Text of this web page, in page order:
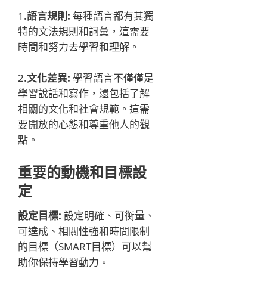
1.語言規則: 每種語言都有其獨
特的文法規則和詞彙，這需要
時間和努力去學習和理解。
2.文化差異: 學習語言不僅僅是
學習說話和寫作，還包括了解
相關的文化和社會規範。這需
要開放的心態和尊重他人的觀
點。
重要的動機和目標設
定
設定目標: 設定明確、可衡量、
可達成、相關性強和時間限制
的目標（SMART目標）可以幫
助你保持學習動力。